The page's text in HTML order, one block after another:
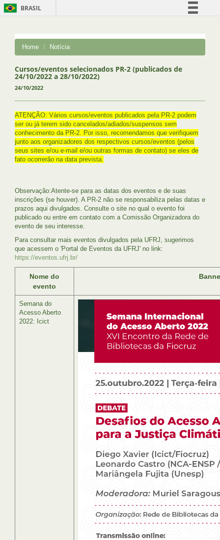
BRASIL
Comunica BR
Acesso à informação
Home Notícia
Cursos/eventos selecionados PR-2 (publicados de
24/10/2022 a 28/10/2022)
24/10/2022
ATENÇÃO: Vários cursos/eventos publicados pela PR-2 podem
ser ou já terem sido cancelados/adiados/suspensos sem
conhecimento da PR-2. Por isso, recomendamos que verifiquem
junto aos organizadores dos respectivos cursos/eventos (pelos
seus sites e/ou e-mail e/ou outras formas de contato) se eles de
fato ocorrerão na data prevista.
Observação:Atente-se para as datas dos eventos e de suas
inscrições (se houver). A PR-2 não se responsabiliza pelas datas e
prazos aqui divulgados. Consulte o site no qual o evento foi
publicado ou entre em contato com a Comissão Organizadora do
evento de seu interesse.
Para consultar mais eventos divulgados pela UFRJ, sugerimos
que acessem o 'Portal de Eventos da UFRJ' no link:
https://eventos.ufrj.br/
Nome do
evento
Semana do
Acesso Aberto
2022: Icict